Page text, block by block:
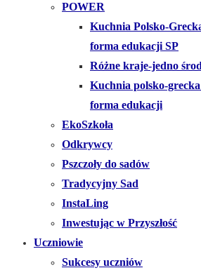
POWER
Kuchnia Polsko-
forma edukacji SP
Różne kraje-jedno
Kuchnia polsko-
forma edukacji
EkoSzkoła
Odkrywcy
Pszczoły do sadów
Tradycyjny Sad
InstaLing
Inwestując w Przyszłość
Uczniowie
Sukcesy uczniów